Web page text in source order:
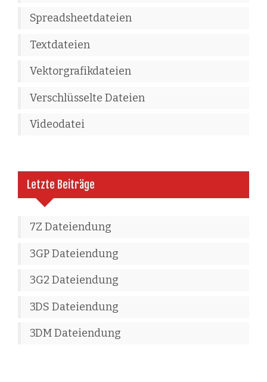
Spreadsheetdateien
Textdateien
Vektorgrafikdateien
Verschlüsselte Dateien
Videodatei
Letzte Beiträge
7Z Dateiendung
3GP Dateiendung
3G2 Dateiendung
3DS Dateiendung
3DM Dateiendung